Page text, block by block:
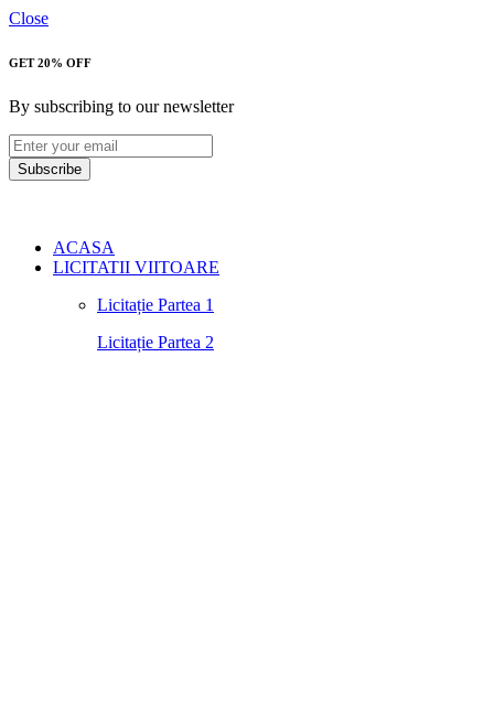
Close
GET 20% OFF
By subscribing to our newsletter
Subscribe
ACASA
LICITATII VIITOARE
Licitație Partea 1
Licitație Partea 2